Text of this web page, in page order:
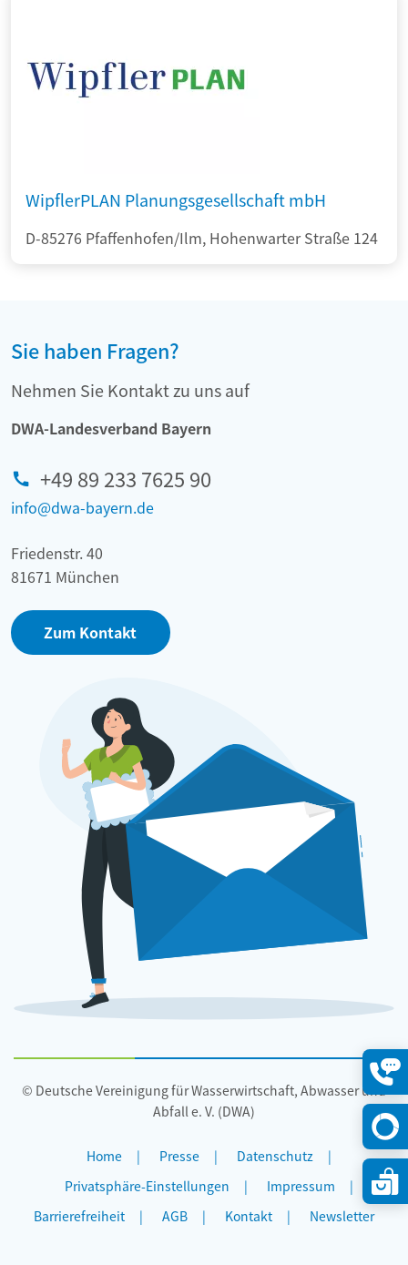
WipflerPLAN Planungsgesellschaft mbH
D-85276 Pfaffenhofen/Ilm, Hohenwarter Straße 124
Sie haben Fragen?
Nehmen Sie Kontakt zu uns auf
DWA-Landesverband Bayern
+49 89 233 7625 90
info@dwa-bayern.de
Friedenstr. 40
81671 München
Zum Kontakt
© Deutsche Vereinigung für Wasserwirtschaft, Abwasser und
Abfall e. V. (DWA)
Home Presse
Datenschutz
Privatsphäre-Einstellungen
Impressum
Barrierefreiheit
AGB Kontakt Newsletter